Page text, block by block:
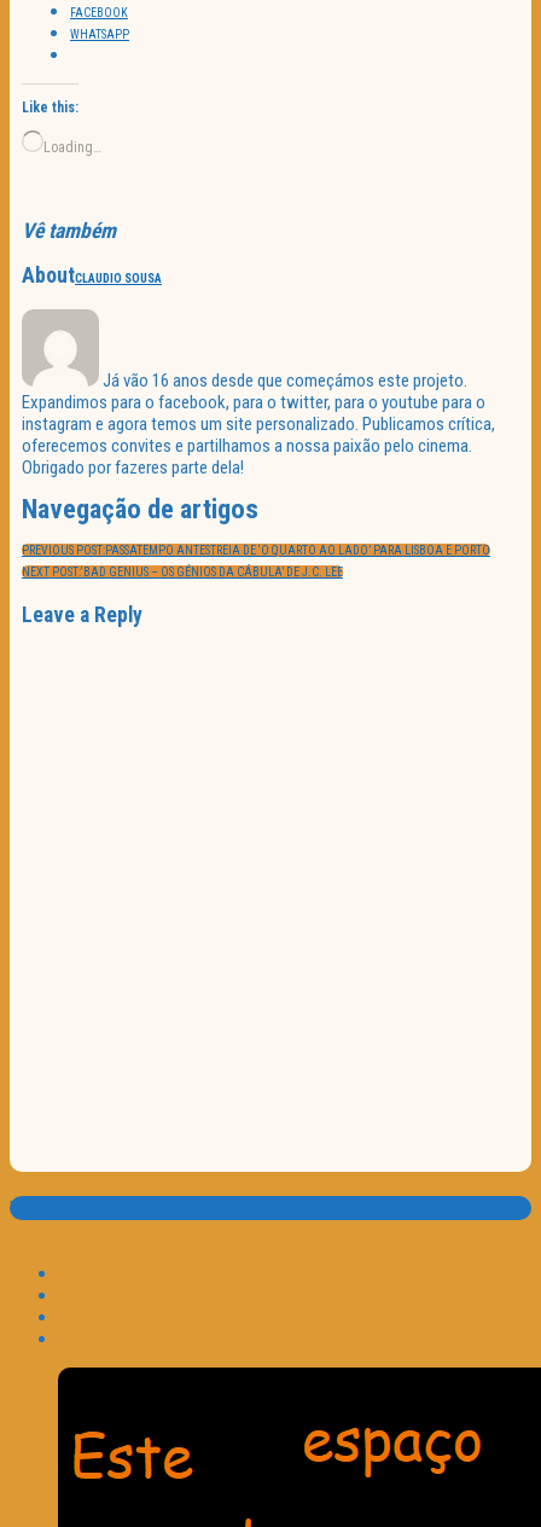
FACEBOOK
WHATSAPP
Like this:
Loading…
Vê também
AboutCLAUDIO SOUSA
Já vão 16 anos desde que começámos este projeto.
Expandimos para o facebook, para o twitter, para o youtube para o
instagram e agora temos um site personalizado. Publicamos crítica,
oferecemos convites e partilhamos a nossa paixão pelo cinema.
Obrigado por fazeres parte dela!
Navegação de artigos
PREVIOUS POST:PASSATEMPO ANTESTREIA DE ‘O QUARTO AO LADO’ PARA LISBOA E PORTO
NEXT POST:‘BAD GENIUS – OS GÉNIOS DA CÁBULA’ DE J.C. LEE
Leave a Reply
Translate: